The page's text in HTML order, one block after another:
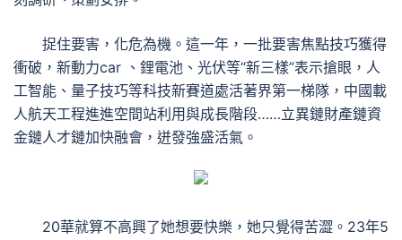
捉住要害，化危為機。這一年，一批要害焦點技巧獲得
衝破，新動力car 、鋰電池、光伏等“新三樣”表示搶眼，人
工智能、量子技巧等科技新賽道處活著界第一梯隊，中國載
人航天工程進進空間站利用與成長階段……立異鏈財產鏈資
金鏈人才鏈加快融會，迸發強盛活氣。
20華就算不高興了她想要快樂，她只覺得苦澀。23年5